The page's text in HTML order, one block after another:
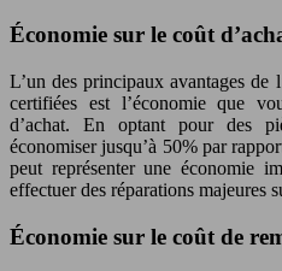
Économie sur le coût
L’un des principaux avantages de
certifiées est l’économie que
d’achat. En optant pour des
économiser jusqu’à 50% par
peut représenter une économie
effectuer des réparations majeures
Économie sur le coût de